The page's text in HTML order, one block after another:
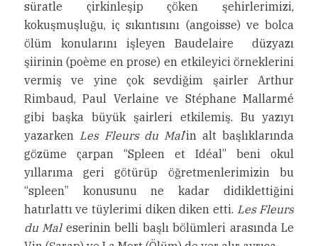
süratle çirkinleşip çöken şehirlerimizi,
kokuşmuşluğu, iç sıkıntısını (angoisse) ve bolca
ölüm konularını işleyen Baudelaire düzyazı
şiirinin (poème en prose) en etkileyici örneklerini
vermiş ve yine çok sevdiğim şairler Arthur
Rimbaud, Paul Verlaine ve Stéphane Mallarmé
gibi başka büyük şairleri etkilemiş. Bu yazıyı
yazarken Les Fleurs du Mal’in alt başlıklarında
gözüme çarpan “Spleen et Idéal” beni okul
yıllarıma geri götürüp öğretmenlerimizin bu
“spleen” konusunu ne kadar didiklettiğini
hatırlattı ve tüylerimi diken diken etti. Les Fleurs
du Maleserinin belli başlı bölümleri arasında Le